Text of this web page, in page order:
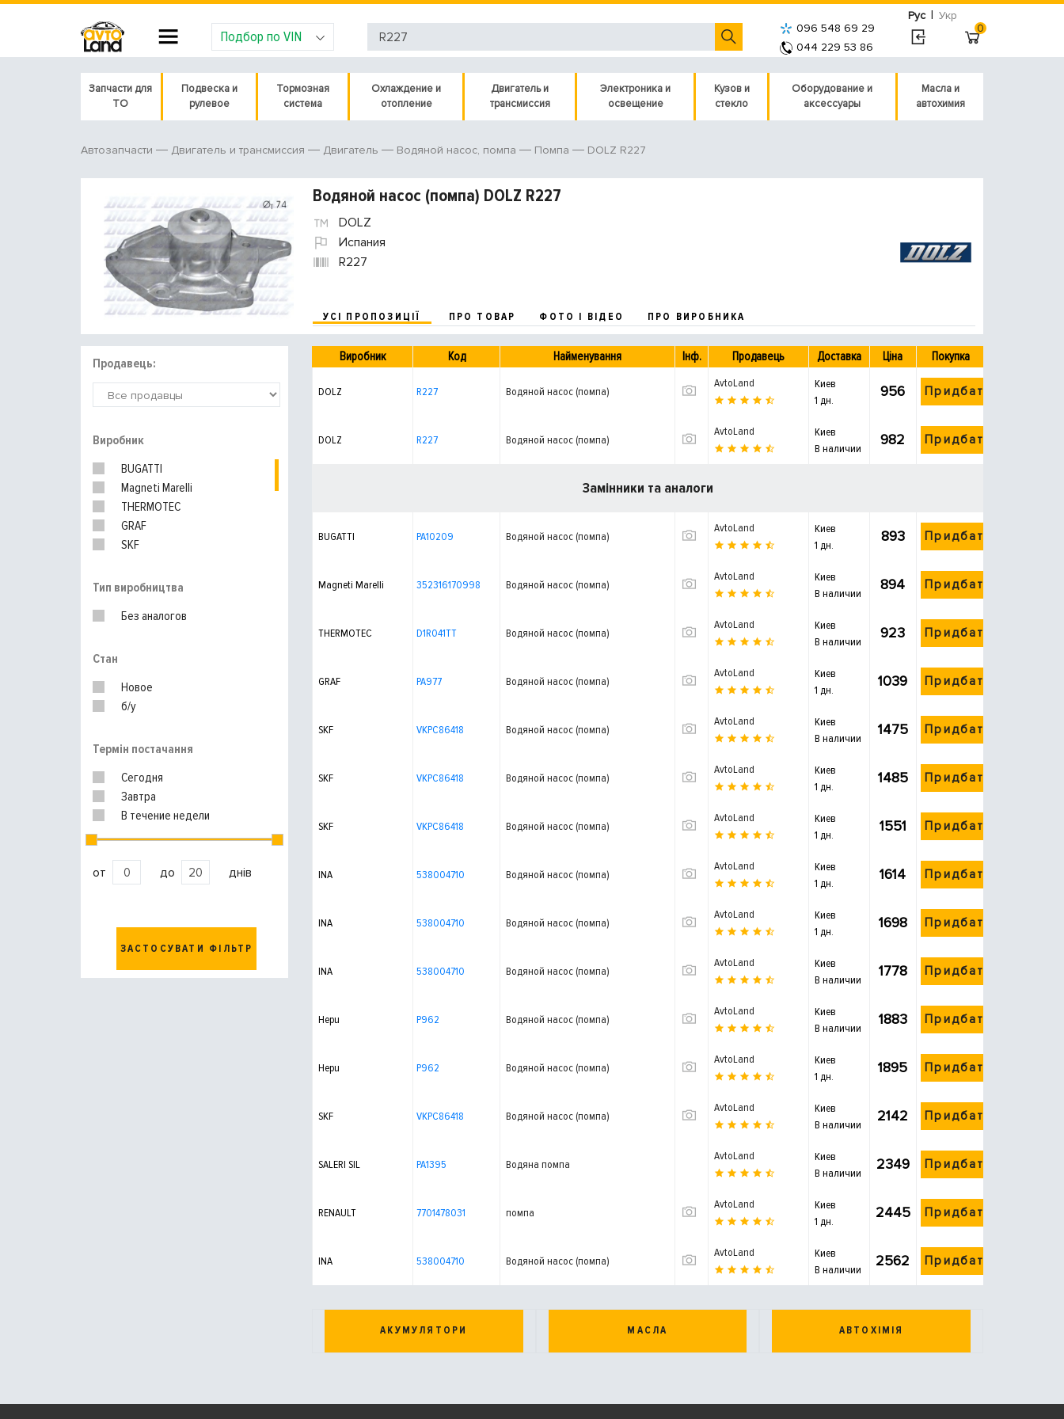
Рус | Укр
Подбор по VIN
096 548 69 29
044 229 53 86
0
Запчасти для
ТО
Подвеска и
рулевое
Тормозная
система
Охлаждение и
отопление
Двигатель и
трансмиссия
Электроника и
освещение
Кузов и
стекло
Оборудование и
аксессуары
Масла и
автохимия
Автозапчасти Двигатель и трансмиссия Двигатель Водяной насос, помпа Помпа DOLZ R227
Водяной насос (помпа) DOLZ R227
DOLZ
Испания
R227
УСІ ПРОПОЗИЦІЇ ПРО ТОВАР ФОТО І ВІДЕО ПРО ВИРОБНИКА
Продавець:
Виробник
BUGATTI
Magneti Marelli
THERMOTEC
GRAF
SKF
Hepu
RENAULT
Тип виробництва
Без аналогов
Стан
Новое
б/у
Термін постачання
Сегодня
Завтра
В течение недели
от до днів
ЗАСТОСУВАТИ ФІЛЬТР
Виробник Код Найменування Інф. Продавець Доставка Ціна Покупка
DOLZ R227 Водяной насос (помпа)
AvtoLand
Киев
1 дн.
956 Придбати
DOLZ R227 Водяной насос (помпа)
AvtoLand
Киев
В наличии
982 Придбати
Замінники та аналоги
BUGATTI PA10209 Водяной насос (помпа)
AvtoLand
Киев
1 дн.
893 Придбати
Magneti Marelli 352316170998 Водяной насос (помпа)
AvtoLand
Киев
В наличии
894 Придбати
THERMOTEC D1R041TT Водяной насос (помпа)
AvtoLand
Киев
В наличии
923 Придбати
GRAF PA977 Водяной насос (помпа)
AvtoLand
Киев
1 дн.
1039 Придбати
SKF VKPC86418 Водяной насос (помпа)
AvtoLand
Киев
В наличии
1475 Придбати
SKF VKPC86418 Водяной насос (помпа)
AvtoLand
Киев
1 дн.
1485 Придбати
SKF VKPC86418 Водяной насос (помпа)
AvtoLand
Киев
1 дн.
1551 Придбати
INA 538004710 Водяной насос (помпа)
AvtoLand
Киев
1 дн.
1614 Придбати
INA 538004710 Водяной насос (помпа)
AvtoLand
Киев
1 дн.
1698 Придбати
INA 538004710 Водяной насос (помпа)
AvtoLand
Киев
В наличии
1778 Придбати
Hepu P962 Водяной насос (помпа)
AvtoLand
Киев
В наличии
1883 Придбати
Hepu P962 Водяной насос (помпа)
AvtoLand
Киев
1 дн.
1895 Придбати
SKF VKPC86418 Водяной насос (помпа)
AvtoLand
Киев
В наличии
2142 Придбати
SALERI SIL PA1395 Водяна помпа
AvtoLand
Киев
В наличии
2349 Придбати
RENAULT 7701478031 помпа
AvtoLand
Киев
1 дн.
2445 Придбати
INA 538004710 Водяной насос (помпа)
AvtoLand
Киев
В наличии
2562 Придбати
АКУМУЛЯТОРИ МАСЛА АВТОХІМІЯ